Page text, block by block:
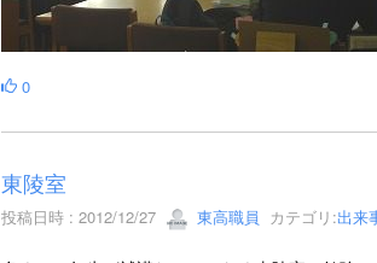
0
東陵室
投稿日時 : 2012/12/27 東高職員 カテゴリ:出来